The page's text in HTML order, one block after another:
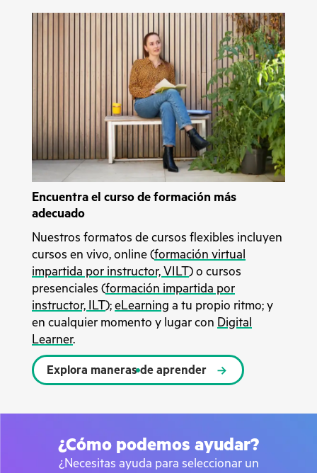
Encuentra el curso de formación más
adecuado
Nuestros formatos de cursos flexibles incluyen
cursos en vivo, online (formación virtual
impartida por instructor, VILT) o cursos
presenciales (formación impartida por
instructor, ILT); eLearning a tu propio ritmo; y
en cualquier momento y lugar con Digital
Learner.
Explora maneras de aprender
¿Cómo podemos ayudar?
¿Necesitas ayuda para seleccionar un